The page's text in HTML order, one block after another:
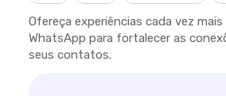
Ofereça experiências cada vez
WhatsApp para fortalecer as
seus contatos.